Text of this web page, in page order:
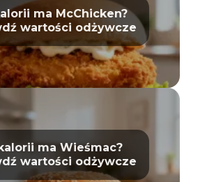
ma McChicken?
wartości odżywcze
ma Wieśmac?
wartości odżywcze